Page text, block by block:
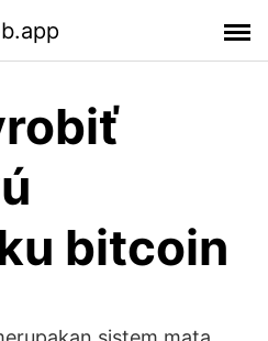
bitcoin